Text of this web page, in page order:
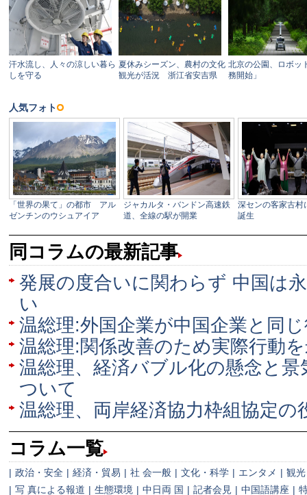
同コラムの最新記事
発展の度合いに関わらず 中国は
い
温総理:外国企業が中国企業と同
温総理:関係改善のため実際行動
温総理、経済バブル化の懸念と
ついて
温総理、両岸経済協力枠組協定の
コラム一覧
| 政治・安全 | 経済・貿易 | 社 会一般 | 文化・科学 | エンタメ | 観光
| 写 真による報道 | 生態環境 | 中日両 国 | 記者会見 | 中国語講座 |